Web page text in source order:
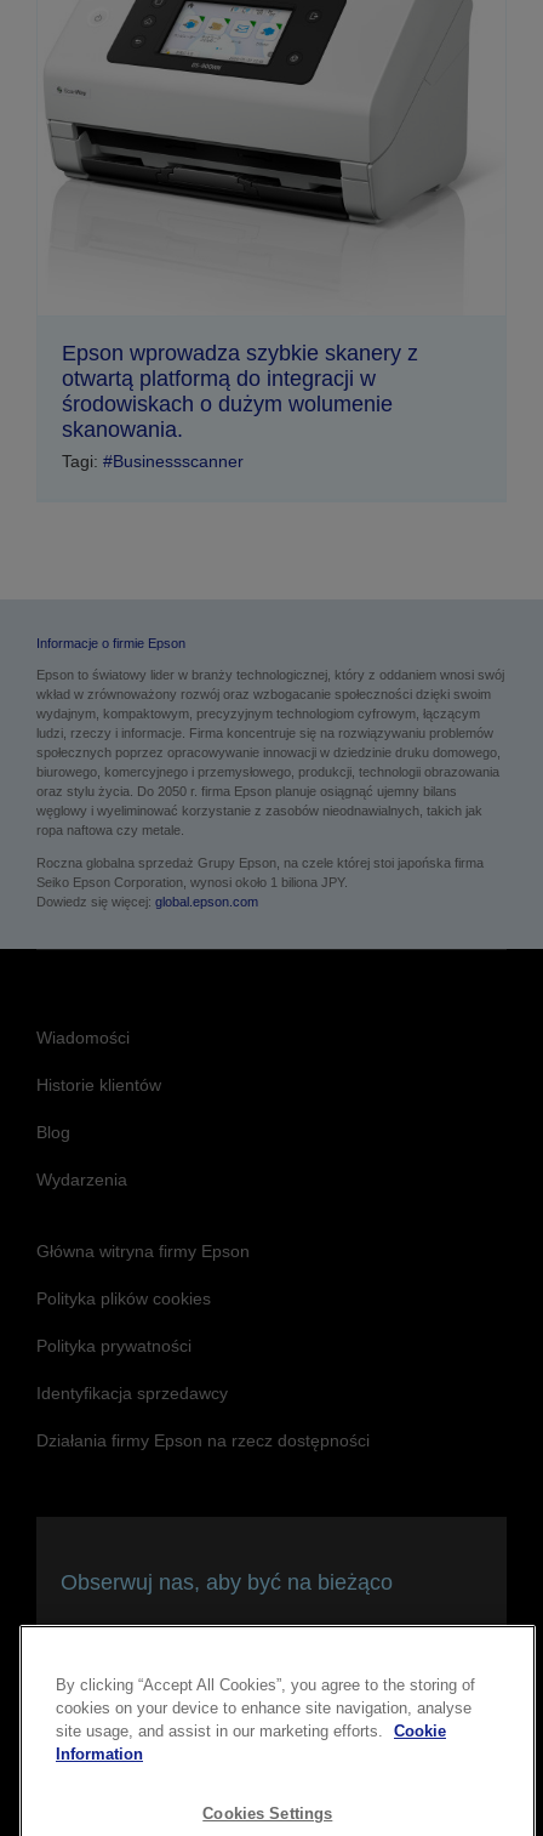
Epson wprowadza szybkie skanery z
otwartą platformą do integracji w
środowiskach o dużym wolumenie
skanowania.
Tagi: #Businessscanner
Informacje o firmie Epson
Epson to światowy lider w branży technologicznej, który z oddaniem wnosi swój
wkład w zrównoważony rozwój oraz wzbogacanie społeczności dzięki swoim
wydajnym, kompaktowym, precyzyjnym technologiom cyfrowym, łączącym
ludzi, rzeczy i informacje. Firma koncentruje się na rozwiązywaniu problemów
społecznych poprzez opracowywanie innowacji w dziedzinie druku domowego,
biurowego, komercyjnego i przemysłowego, produkcji, technologii obrazowania
oraz stylu życia. Do 2050 r. firma Epson planuje osiągnąć ujemny bilans
węglowy i wyeliminować korzystanie z zasobów nieodnawialnych, takich jak
ropa naftowa czy metale.
Roczna globalna sprzedaż Grupy Epson, na czele której stoi japońska firma
Seiko Epson Corporation, wynosi około 1 biliona JPY.
Dowiedz się więcej: global.epson.com
Wiadomości
Historie klientów
Blog
Wydarzenia
Główna witryna firmy Epson
Polityka plików cookies
Polityka prywatności
Identyfikacja sprzedawcy
Działania firmy Epson na rzecz dostępności
Obserwuj nas, aby być na bieżąco
By clicking “Accept All Cookies”, you agree to the storing of
cookies on your device to enhance site navigation, analyse
site usage, and assist in our marketing efforts.
Cookie
Information
Cookies Settings